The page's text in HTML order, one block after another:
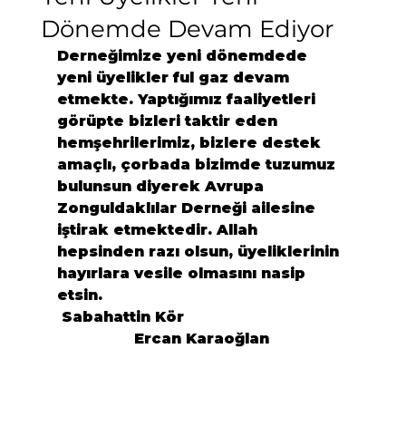
Dönemde Devam Ediyor
Derneğimize yeni dönemdede
yeni üyelikler ful gaz devam
etmekte. Yaptığımız faaliyetleri
görüpte bizleri taktir eden
hemşehrilerimiz, bizlere destek
amaçlı, çorbada bizimde tuzumuz
bulunsun diyerek Avrupa
Zonguldaklılar Derneği ailesine
iştirak etmektedir. Allah
hepsinden razı olsun, üyeliklerinin
hayırlara vesile olmasını nasip
etsin.
Sabahattin Kör
Ercan Karaoğlan